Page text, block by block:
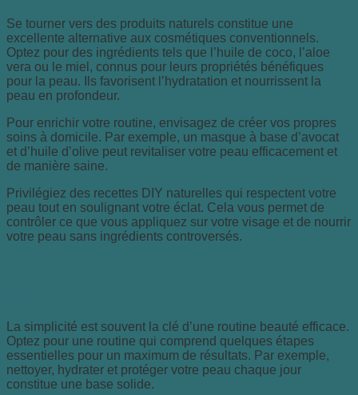
Se tourner vers des produits naturels constitue une
excellente alternative aux cosmétiques conventionnels.
Optez pour des ingrédients tels que l’huile de coco, l’aloe
vera ou le miel, connus pour leurs propriétés bénéfiques
pour la peau. Ils favorisent l’hydratation et nourrissent la
peau en profondeur.
Pour enrichir votre routine, envisagez de créer vos propres
soins à domicile. Par exemple, un masque à base d’avocat
et d’huile d’olive peut revitaliser votre peau efficacement et
de manière saine.
Privilégiez des recettes DIY naturelles qui respectent votre
peau tout en soulignant votre éclat. Cela vous permet de
contrôler ce que vous appliquez sur votre visage et de nourrir
votre peau sans ingrédients controversés.
La simplicité est souvent la clé d’une routine beauté efficace.
Optez pour une routine qui comprend quelques étapes
essentielles pour un maximum de résultats. Par exemple,
nettoyer, hydrater et protéger votre peau chaque jour
constitue une base solide.